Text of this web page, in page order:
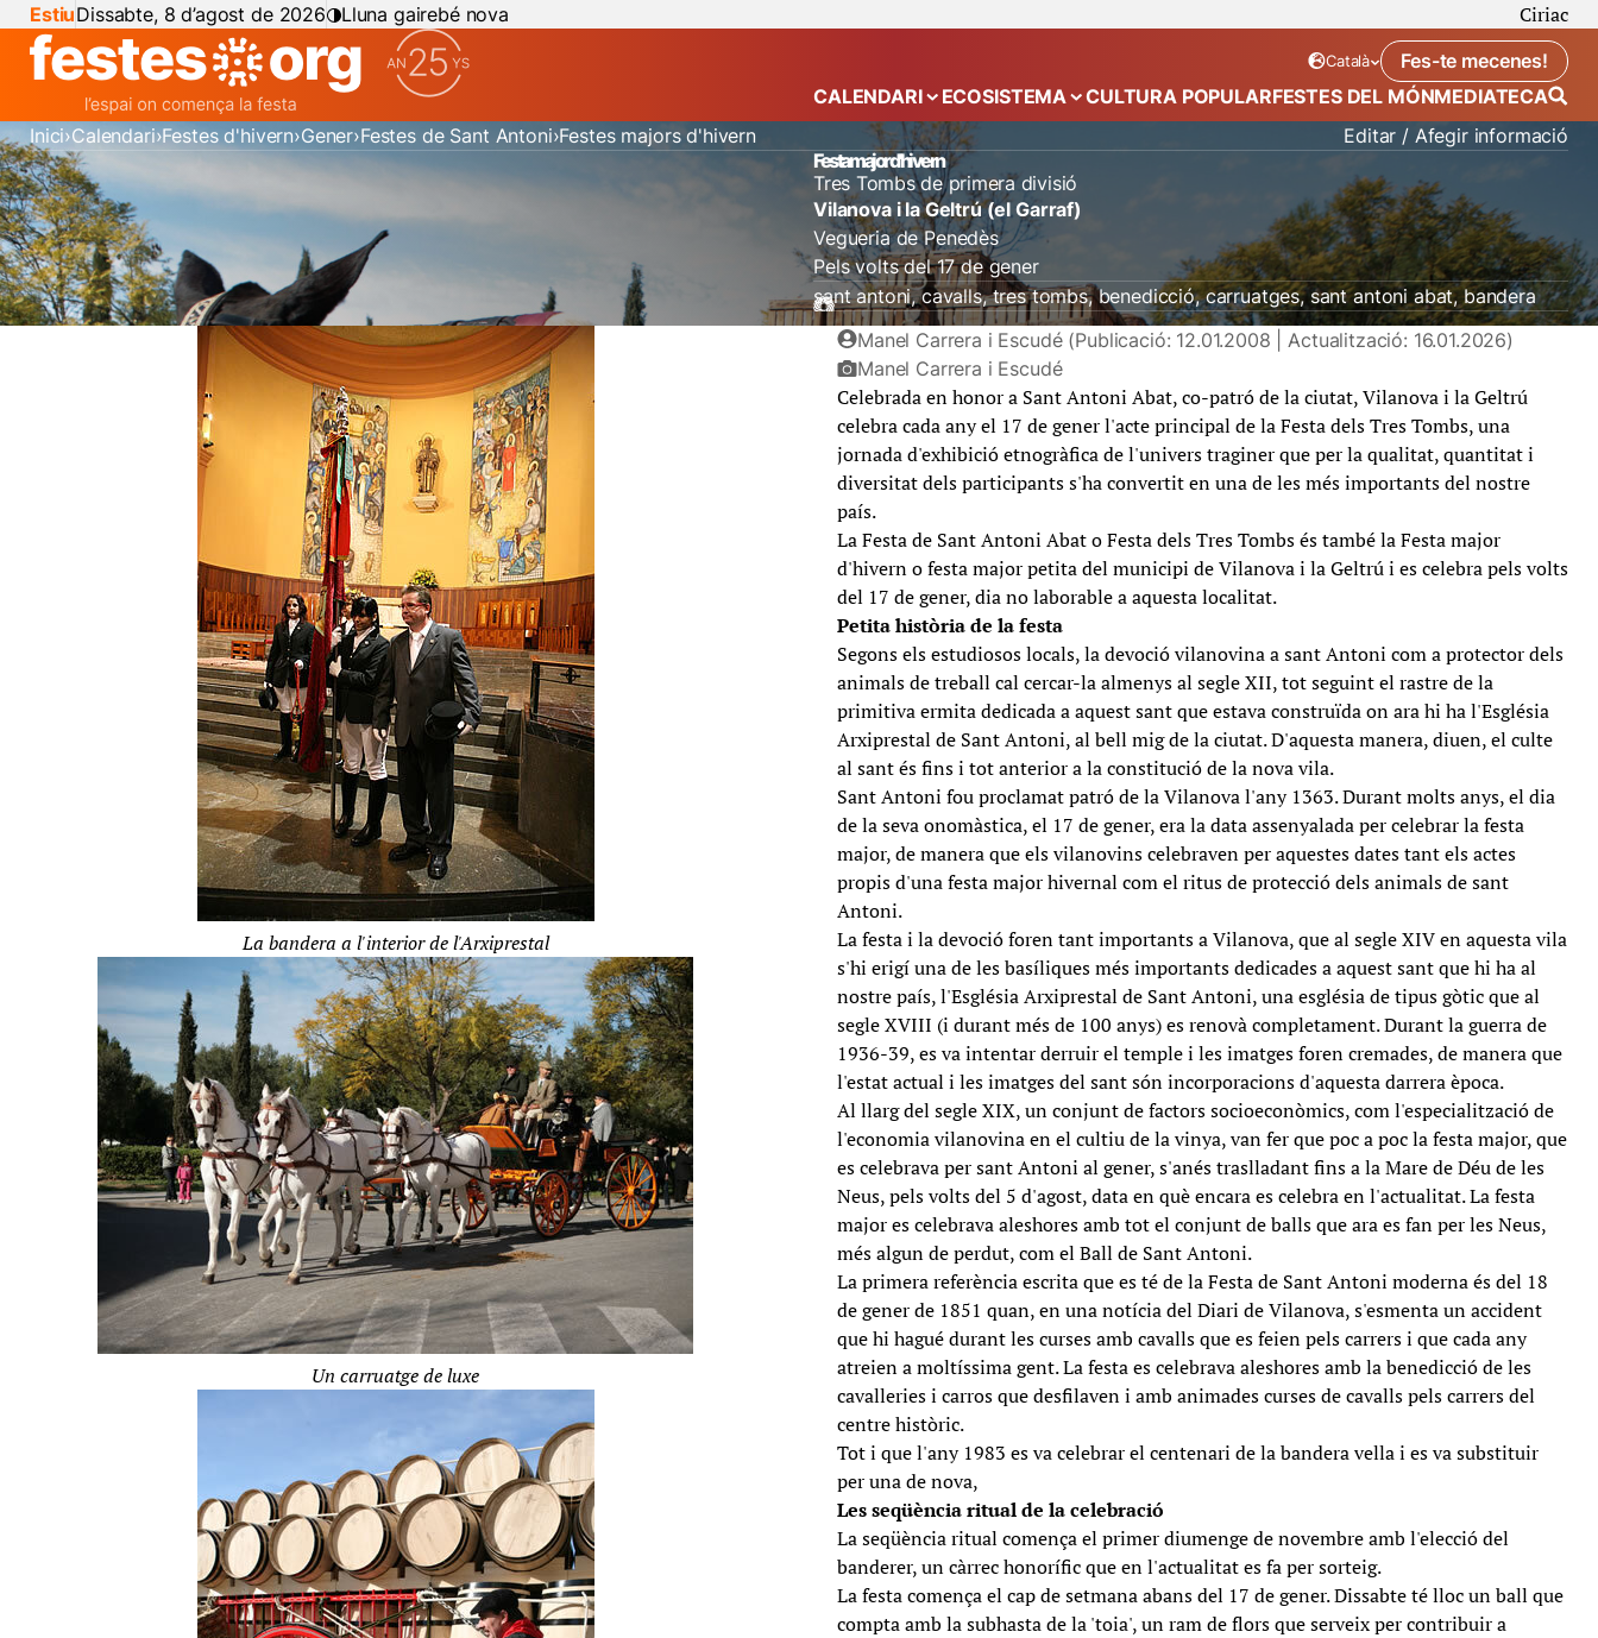
EstiuDissabte, 8 d’agost de 2026 Lluna gairebé nova Ciriac
Idioma seleccionat:
Català
. Canviar idiomaFes-te mecenes!
CALENDARI Mostra el submenú de “Calendari”
ECOSISTEMA Mostra el submenú de “Ecosistema”
CULTURA POPULARFESTES DEL MÓNMEDIATECA
Inici Calendari Festes d'hivern Gener Festes de Sant Antoni Festes majors d'hivern
Editar / Afegir informació
Festa major d'hivern
Tres Tombs de primera divisió
Vilanova i la Geltrú (el Garraf)
Vegueria de Penedès
Pels volts del 17 de gener
sant antoni cavalls tres tombs benedicció carruatges sant antoni abat bandera
Manel Carrera i Escudé (Publicació: 12.01.2008 | Actualització: 16.01.2026)
Manel Carrera i Escudé
Celebrada en honor a Sant Antoni Abat, co-patró de la ciutat, Vilanova i la Geltrú
celebra cada any el 17 de gener l'acte principal de la Festa dels Tres Tombs, una
jornada d'exhibició etnogràfica de l'univers traginer que per la qualitat, quantitat i
diversitat dels participants s'ha convertit en una de les més importants del nostre
país.
La Festa de Sant Antoni Abat o Festa dels Tres Tombs és també la Festa major
d'hivern o festa major petita del municipi de Vilanova i la Geltrú i es celebra pels volts
del 17 de gener, dia no laborable a aquesta localitat.
Petita història de la festa
Segons els estudiosos locals, la devoció vilanovina a sant Antoni com a protector dels
animals de treball cal cercar-la almenys al segle XII, tot seguint el rastre de la
primitiva ermita dedicada a aquest sant que estava construïda on ara hi ha l'Església
Arxiprestal de Sant Antoni, al bell mig de la ciutat. D'aquesta manera, diuen, el culte
al sant és fins i tot anterior a la constitució de la nova vila.
Sant Antoni fou proclamat patró de la Vilanova l'any 1363. Durant molts anys, el dia
de la seva onomàstica, el 17 de gener, era la data assenyalada per celebrar la festa
major, de manera que els vilanovins celebraven per aquestes dates tant els actes
propis d'una festa major hivernal com el ritus de protecció dels animals de sant
Antoni.
La festa i la devoció foren tant importants a Vilanova, que al segle XIV en aquesta vila
s'hi erigí una de les basíliques més importants dedicades a aquest sant que hi ha al
nostre país, l'Església Arxiprestal de Sant Antoni, una església de tipus gòtic que al
segle XVIII (i durant més de 100 anys) es renovà completament. Durant la guerra de
1936-39, es va intentar derruir el temple i les imatges foren cremades, de manera que
l'estat actual i les imatges del sant són incorporacions d'aquesta darrera època.
Al llarg del segle XIX, un conjunt de factors socioeconòmics, com l'especialització de
l'economia vilanovina en el cultiu de la vinya, van fer que poc a poc la festa major, que
es celebrava per sant Antoni al gener, s'anés traslladant fins a la Mare de Déu de les
Neus, pels volts del 5 d'agost, data en què encara es celebra en l'actualitat. La festa
major es celebrava aleshores amb tot el conjunt de balls que ara es fan per les Neus,
més algun de perdut, com el Ball de Sant Antoni.
La primera referència escrita que es té de la Festa de Sant Antoni moderna és del 18
de gener de 1851 quan, en una notícia del Diari de Vilanova, s'esmenta un accident
que hi hagué durant les curses amb cavalls que es feien pels carrers i que cada any
atreien a moltíssima gent. La festa es celebrava aleshores amb la benedicció de les
cavalleries i carros que desfilaven i amb animades curses de cavalls pels carrers del
centre històric.
Tot i que l'any 1983 es va celebrar el centenari de la bandera vella i es va substituir
per una de nova,
Les seqüència ritual de la celebració
La seqüència ritual comença el primer diumenge de novembre amb l'elecció del
banderer, un càrrec honorífic que en l'actualitat es fa per sorteig.
La festa comença el cap de setmana abans del 17 de gener. Dissabte té lloc un ball que
compta amb la subhasta de la 'toia', un ram de flors que serveix per contribuir a
La bandera a l'interior de l'Arxiprestal
Un carruatge de luxe